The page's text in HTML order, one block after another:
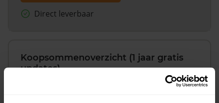
Direct leverbaar
Koopsommenoverzicht (1 jaar gratis
updates)